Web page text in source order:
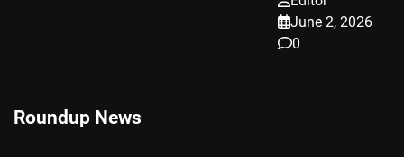
June 2, 2026
0
Roundup News